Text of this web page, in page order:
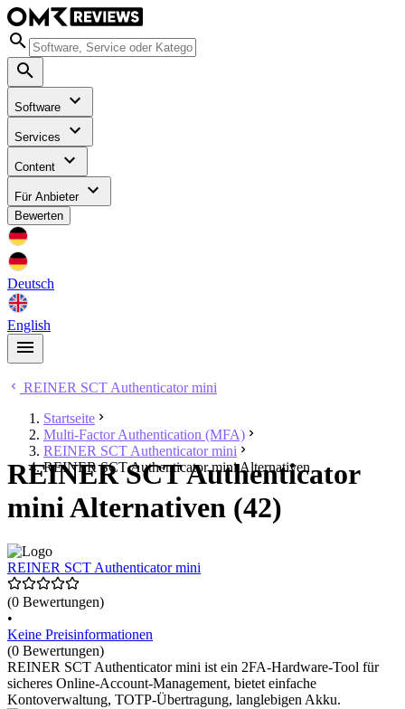
Software
Services
Content
Für Anbieter
Bewerten
Deutsch
English
REINER SCT Authenticator mini
Startseite
Multi-Factor Authentication (MFA)
REINER SCT Authenticator mini
REINER SCT Authenticator mini Alternativen
REINER SCT Authenticator
mini Alternativen (42)
REINER SCT Authenticator mini
(0 Bewertungen)
•
Keine Preisinformationen
(0 Bewertungen)
REINER SCT Authenticator mini ist ein 2FA-Hardware-Tool für
sicheres Online-Account-Management, bietet einfache
Kontoverwaltung, TOTP-Übertragung, langlebigen Akku.